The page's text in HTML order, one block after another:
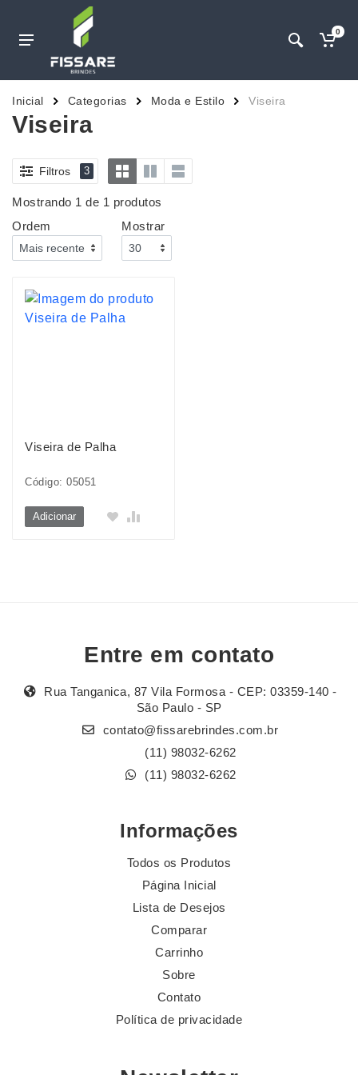
0
Inicial Categorias Moda e Estilo Viseira
Viseira
Filtros 3
Mostrando 1 de 1 produtos
Ordem
Mostrar
Viseira de Palha
Código: 05051
Adicionar
Entre em contato
Rua Tanganica, 87 Vila Formosa - CEP: 03359-140 -
São Paulo - SP
contato@fissarebrindes.com.br
(11) 98032-6262
(11) 98032-6262
Informações
Todos os Produtos
Página Inicial
Lista de Desejos
Comparar
Carrinho
Sobre
Contato
Política de privacidade